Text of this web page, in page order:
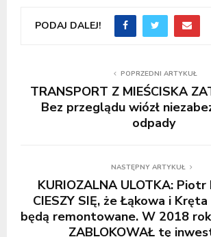
PODAJ DALEJ!
POPRZEDNI ARTYKUŁ
TRANSPORT Z MIEŚCISKA
Bez przeglądu wiózł
odpady
NASTĘPNY ARTYKUŁ
KURIOZALNA ULOTKA: Piotr
CIESZY SIĘ, że Łąkowa i Kręta
będą remontowane. W 2018
ZABLOKOWAŁ tę